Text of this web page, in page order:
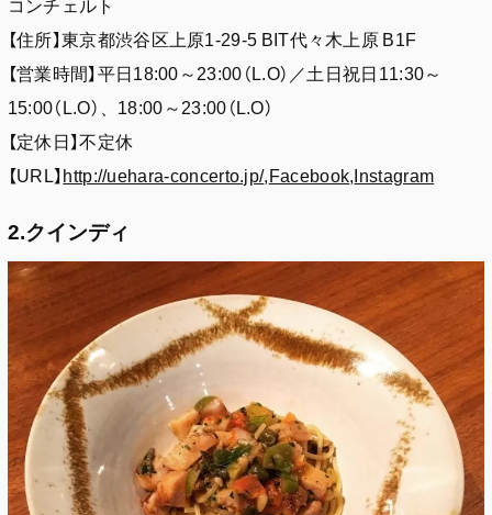
【住所】東京都渋谷区上原1-29-5 BIT代々木上原 B1F
【営業時間】平日18:00～23:00（L.O）／土日祝日11:30～
15:00（L.O）、18:00～23:00（L.O）
【定休日】不定休
【URL】http://uehara-concerto.jp/,Facebook,Instagram
2.クインディ